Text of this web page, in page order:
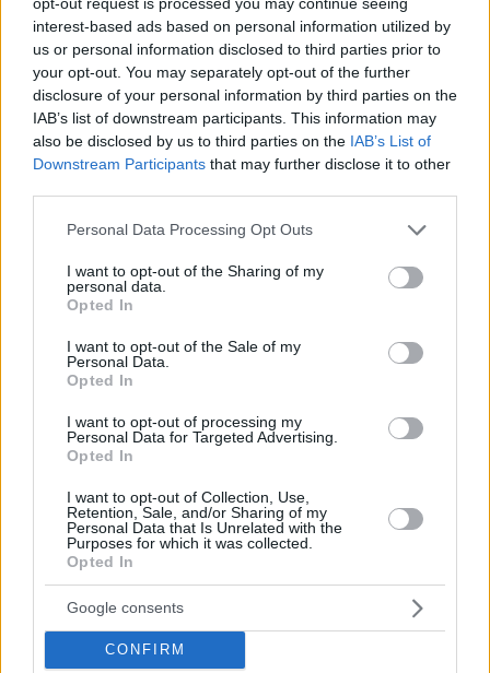
interest-based ads based on personal information utilized by
us or personal information disclosed to third parties prior to
your opt-out. You may separately opt-out of the further
disclosure of your personal information by third parties on the
IAB’s list of downstream participants. This information may
also be disclosed by us to third parties on the IAB’s List of
Downstream Participants that may further disclose it to other
Please note that this website/app uses one or more Google
not limited to your visit or usage behaviour. You may click to
grant or deny consent to Google and its third-party tags to
use your data for below specified purposes in below Google
consent section.
Personal Data Processing Opt Outs
I want to opt-out of the Sharing of my
personal data.
Opted In
I want to opt-out of the Sale of my
Personal Data.
Opted In
I want to opt-out of processing my
Personal Data for Targeted Advertising.
Opted In
I want to opt-out of Collection, Use,
Retention, Sale, and/or Sharing of my
Personal Data that Is Unrelated with the
Purposes for which it was collected.
Opted In
Google consents
CONFIRM
Hirdetés